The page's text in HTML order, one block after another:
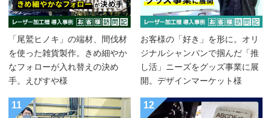
「尾鷲ヒノキ」の端材、間伐材
を使った雑貨製作。きめ細やか
なフォローが入れ替えの決め
手。えびすや様
お客様の「好き」を形に。オリ
ジナルシャンパンで掴んだ「推
し活」ニーズをグッズ事業に展
開。デザインマーケット様
11 12